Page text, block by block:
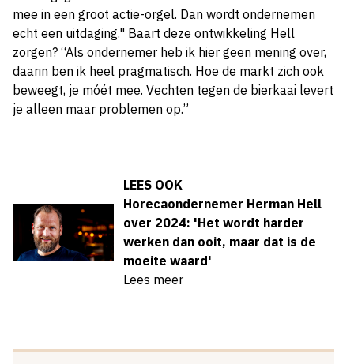
mee in een groot actie-orgel. Dan wordt ondernemen
echt een uitdaging." Baart deze ontwikkeling Hell
zorgen? “Als ondernemer heb ik hier geen mening over,
daarin ben ik heel pragmatisch. Hoe de markt zich ook
beweegt, je móét mee. Vechten tegen de bierkaai levert
je alleen maar problemen op.”
LEES OOK
Horecaondernemer Herman Hell
over 2024: 'Het wordt harder
werken dan ooit, maar dat is de
moeite waard'
Lees meer